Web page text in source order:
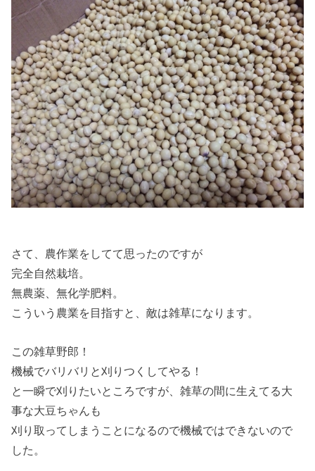
さて、農作業をしてて思ったのですが
完全自然栽培。
無農薬、無化学肥料。
こういう農業を目指すと、敵は雑草になります。
この雑草野郎！
機械でバリバリと刈りつくしてやる！
と一瞬で刈りたいところですが、雑草の間に生えてる大
事な大豆ちゃんも
刈り取ってしまうことになるので機械ではできないので
した。